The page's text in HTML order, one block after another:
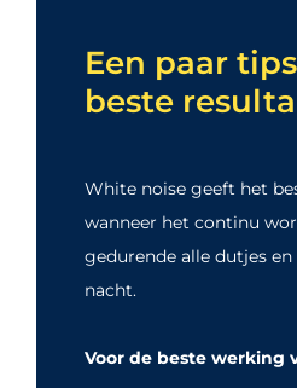
Een paar
beste
White noise geeft het
wanneer het continu
gedurende alle dutjes
nacht.
Voor de beste werking